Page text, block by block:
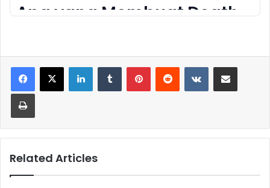
Apa yang Membuat Death
Sebelum membahas lebih dalam tentangDeath
Stranding 2 , kita perlu memahami apa yang membuat
seri pertamanya begitu istimewa. Death Stranding
yang dirilis pada tahun 2019, bukanlah game aksi-
petualangan biasa. Game ini memadukan
elemenaction,stealth, danopen-world exploration
Dunia pasca-apokaliptik yang digambarkan begitu
detail dan atmosferik, dipenuhi dengan makhluk-
Related Articles